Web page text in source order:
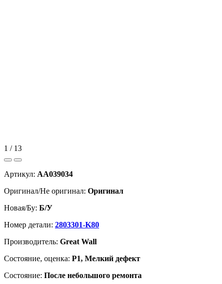
1 / 13
Артикул: AA039034
Оригинал/Не оригинал: Оригинал
Новая/Бу: Б/У
Номер детали: 2803301-K80
Производитель: Great Wall
Cостояние, оценка: Р1, Мелкий дефект
Состояние: После небольшого ремонта